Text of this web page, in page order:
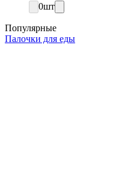
0шт
Популярные
Палочки для еды